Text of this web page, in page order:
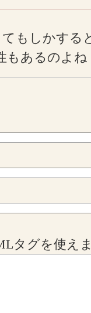
もしかする
もあるのよね
タグを使え